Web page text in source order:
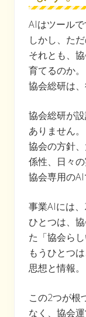
AIはツールで
しかし、た
それとも、
育てるのか。
協会総研は、
協会総研が
ありません。
協会の方針
係性、日々
協会専用のAI
事業AIには、
ひとつは、
た「協会らし
もうひとつ
思想と情報。
この2つが根
なく、協会